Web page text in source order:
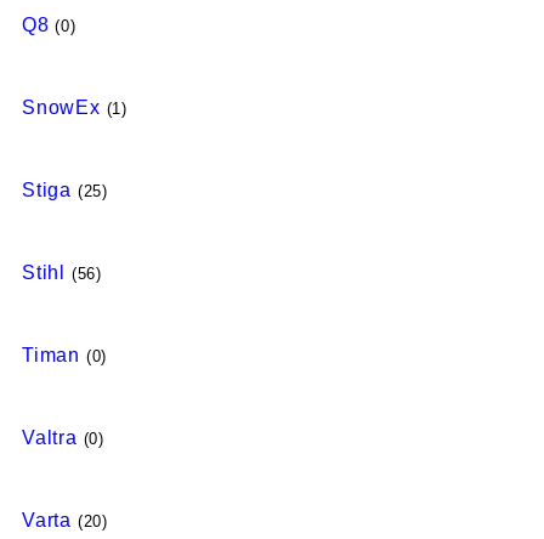
Q8(0)
SnowEx (1)
Stiga (25)
Stihl (56)
Timan (0)
Valtra (0)
Varta (20)